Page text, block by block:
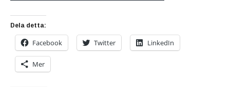
Dela detta:
Facebook Twitter LinkedIn
Mer